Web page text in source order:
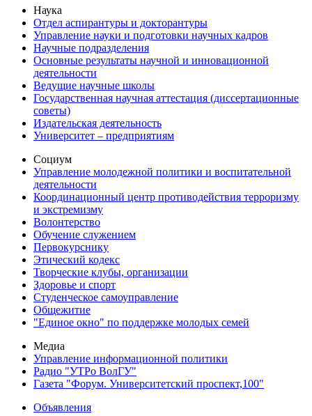
Наука
Отдел аспирантуры и докторантуры
Управление науки и подготовки научных кадров
Научные подразделения
Основные результаты научной и инновационной
деятельности
Ведущие научные школы
Государственная научная аттестация (диссертационные
советы)
Издательская деятельность
Университет – предприятиям
Социум
Управление молодежной политики и воспитательной
деятельности
Координационный центр противодействия терроризму
и экстремизму
Волонтерство
Обучение служением
Первокурснику
Этический кодекс
Творческие клубы, организации
Здоровье и спорт
Студенческое самоуправление
Общежитие
"Единое окно" по поддержке молодых семей
Медиа
Управление информационной политики
Радио "УТРо ВолГУ"
Газета "Форум. Университетский проспект,100"
Объявления